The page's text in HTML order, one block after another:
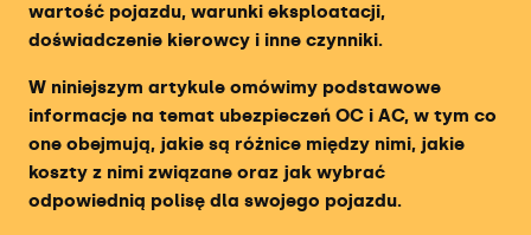
wartość pojazdu, warunki eksploatacji,
doświadczenie kierowcy i inne czynniki.
W niniejszym artykule omówimy podstawowe
informacje na temat ubezpieczeń OC i AC, w tym co
one obejmują, jakie są różnice między nimi, jakie
koszty z nimi związane oraz jak wybrać
odpowiednią polisę dla swojego pojazdu.
Ranking Kantorów Internetowych
Ranking Kantorów Kryptowalut
Ranking Giełd Kryptowalut
Ranking Firm Prop Tradingowych